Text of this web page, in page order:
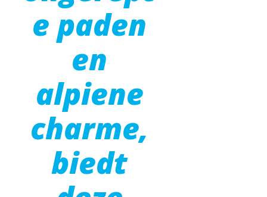
e paden
en
alpiene
charme,
biedt